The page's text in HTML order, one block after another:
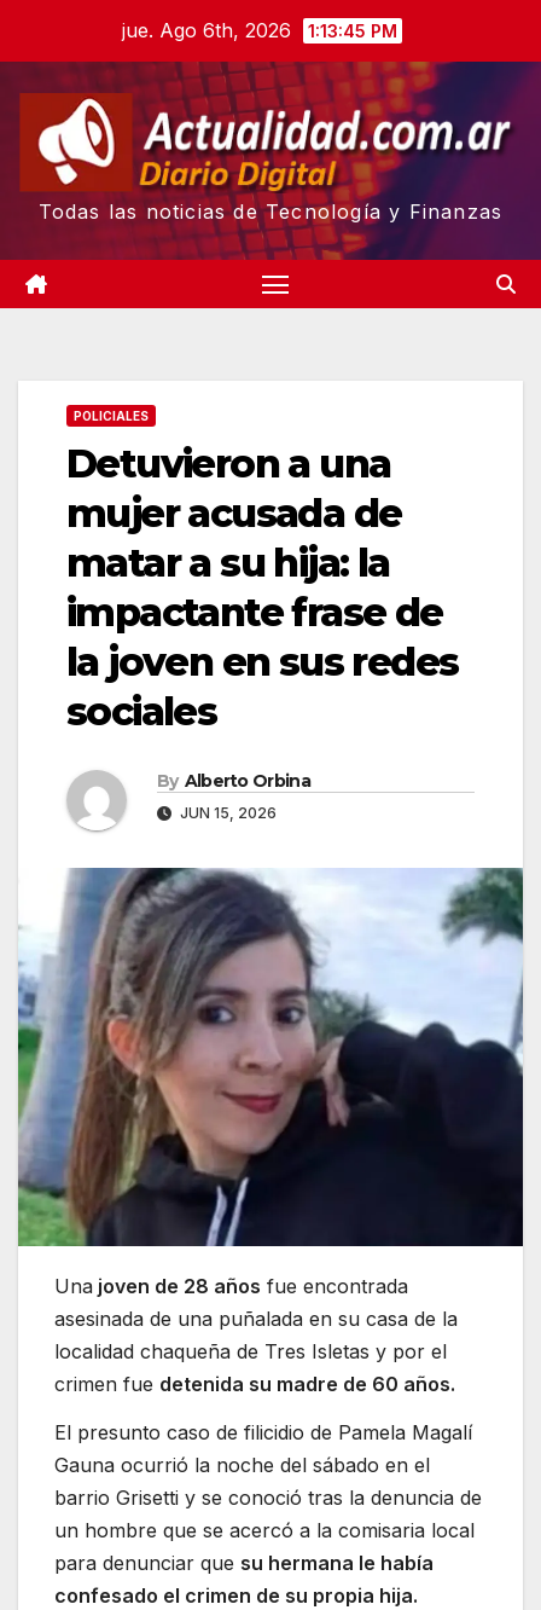
content
jue. Ago 6th, 2026 1:13:46 PM
Todas las noticias de Tecnología y Finanzas
POLICIALES
Detuvieron a una
mujer acusada de
matar a su hija: la
impactante frase de
la joven en sus redes
sociales
By Alberto Orbina
JUN 15, 2026
Una joven de 28 años fue encontrada
asesinada de una puñalada en su casa de la
localidad chaqueña de Tres Isletas y por el
crimen fue detenida su madre de 60 años.
El presunto caso de filicidio de Pamela Magalí
Gauna ocurrió la noche del sábado en el
barrio Grisetti y se conoció tras la denuncia de
un hombre que se acercó a la comisaria local
para denunciar que su hermana le había
confesado el crimen de su propia hija.